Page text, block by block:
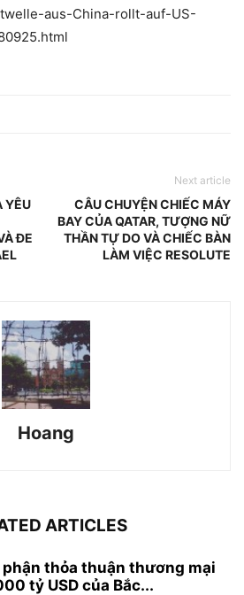
aus-China-rollt-auf-US-
YÊU
ĐE
Next article
CÂU CHUYỆN CHIẾC MÁY
BAY CỦA QATAR, TƯỢNG NỮ
THẦN TỰ DO VÀ CHIẾC BÀN
LÀM VIỆC RESOLUTE
Hoang
ARTICLES
phận thỏa thuận thương mại
tỷ USD của Bắc...